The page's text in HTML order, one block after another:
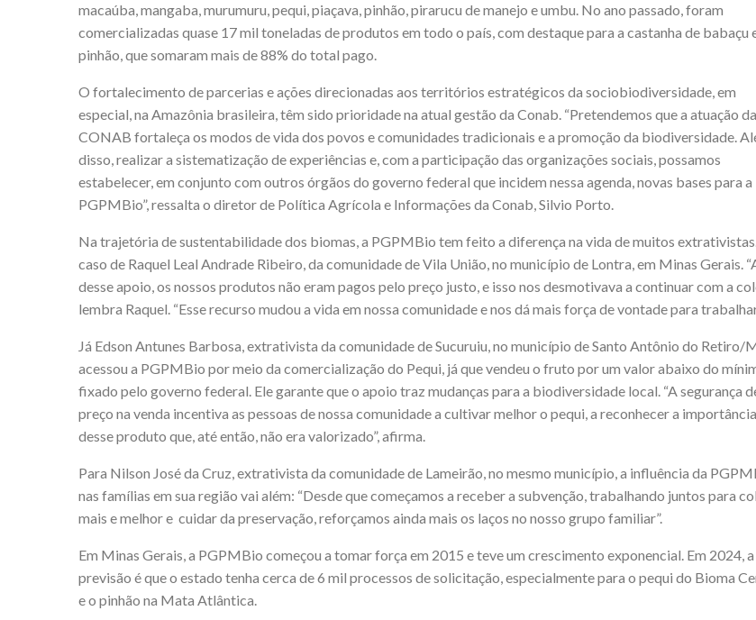
macaúba, mangaba, murumuru, pequi, piaçava, pinhão, pirarucu de manejo e umbu. No ano passado, foram
comercializadas quase 17 mil toneladas de produtos em todo o país, com destaque para a castanha de babaçu
pinhão, que somaram mais de 88% do total pago.
O fortalecimento de parcerias e ações direcionadas aos territórios estratégicos da sociobiodiversidade, em
especial, na Amazônia brasileira, têm sido prioridade na atual gestão da Conab. “Pretendemos que a atuação da
CONAB fortaleça os modos de vida dos povos e comunidades tradicionais e a promoção da biodiversidade.
disso, realizar a sistematização de experiências e, com a participação das organizações sociais, possamos
estabelecer, em conjunto com outros órgãos do governo federal que incidem nessa agenda, novas bases para a
PGPMBio”, ressalta o diretor de Política Agrícola e Informações da Conab, Silvio Porto.
Na trajetória de sustentabilidade dos biomas, a PGPMBio tem feito a diferença na vida de muitos
caso de Raquel Leal Andrade Ribeiro, da comunidade de Vila União, no município de Lontra, em Minas Gerais.
desse apoio, os nossos produtos não eram pagos pelo preço justo, e isso nos desmotivava a continuar com a
lembra Raquel. “Esse recurso mudou a vida em nossa comunidade e nos dá mais força de vontade para
Já Edson Antunes Barbosa, extrativista da comunidade de Sucuruiu, no município de Santo Antônio do Retiro/
acessou a PGPMBio por meio da comercialização do Pequi, já que vendeu o fruto por um valor abaixo do
fixado pelo governo federal. Ele garante que o apoio traz mudanças para a biodiversidade local. “A segurança
preço na venda incentiva as pessoas de nossa comunidade a cultivar melhor o pequi, a reconhecer a importância
desse produto que, até então, não era valorizado”, afirma.
Para Nilson José da Cruz, extrativista da comunidade de Lameirão, no mesmo município, a influência da
nas famílias em sua região vai além: “Desde que começamos a receber a subvenção, trabalhando juntos para
mais e melhor e cuidar da preservação, reforçamos ainda mais os laços no nosso grupo familiar”.
Em Minas Gerais, a PGPMBio começou a tomar força em 2015 e teve um crescimento exponencial. Em 2024, a
previsão é que o estado tenha cerca de 6 mil processos de solicitação, especialmente para o pequi do Bioma
e o pinhão na Mata Atlântica.